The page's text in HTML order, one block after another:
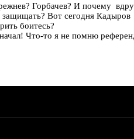
Горбачев? И почему
Вот сегодня
боитесь?
Что-то я не помню